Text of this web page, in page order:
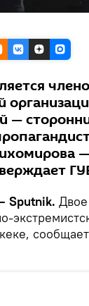
—
Sputnik.